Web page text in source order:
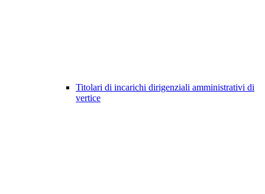
Titolari di incarichi dirigenziali amministrativi di
vertice